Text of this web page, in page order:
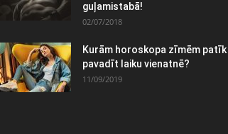
guļamistabā!
02/07/2018
Kurām horoskopa zīmēm patīk
pavadīt laiku vienatnē?
11/09/2019